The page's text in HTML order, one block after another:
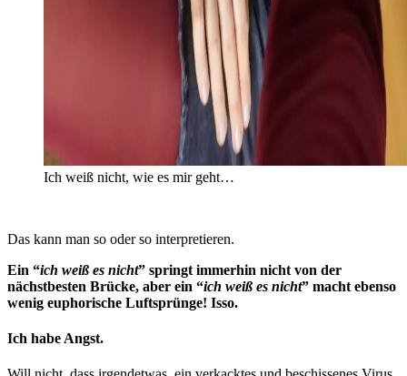
Ich weiß nicht, wie es mir geht…
Das kann man so oder so interpretieren.
Ein “ich weiß es nicht” springt immerhin nicht von der
nächstbesten Brücke, aber ein “ich weiß es nicht” macht ebenso
wenig euphorische Luftsprünge! Isso.
Ich habe Angst.